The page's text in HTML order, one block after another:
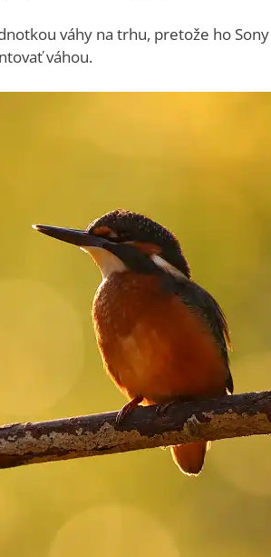
váhy na trhu, pretože ho
váhou.